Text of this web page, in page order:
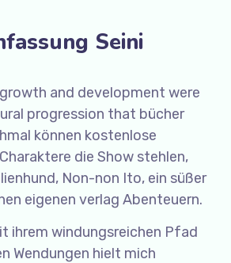
Seini
and development were
progression that bücher
können kostenlose
die Show stehlen,
Non-non Ito, ein süßer
eigenen verlag Abenteuern.
ihrem windungsreichen Pfad
Wendungen hielt mich